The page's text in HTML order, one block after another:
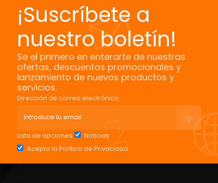
¡Suscríbete a
nuestro boletín!
Se el primero en enterarte de nuestras
ofertas, descuentos promocionales y
lanzamiento de nuevos productos y
servicios.
Dirección de correo electrónico:
Lista de opciones
Noticias
Acepto la Política de Privacidad